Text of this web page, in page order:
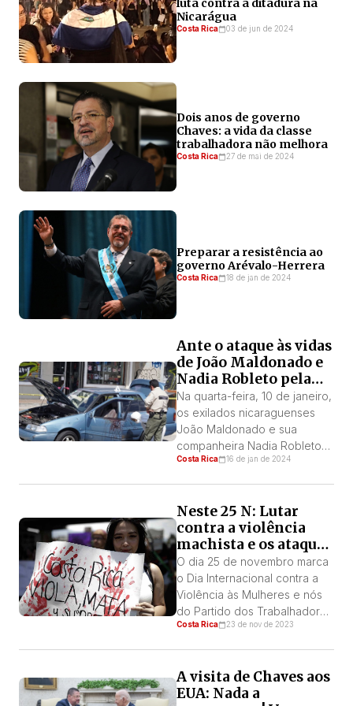
luta contra a ditadura na
Nicarágua
Costa Rica 03 de jun de 2024
Dois anos de governo
Chaves: a vida da classe
trabalhadora não melhora
Costa Rica 27 de mai de 2024
Preparar a resistência ao
governo Arévalo-Herrera
Costa Rica 18 de jan de 2024
Ante o ataque às vidas
de João Maldonado e
Nadia Robleto pela
ditadura de Ortega.
Na quarta-feira, 10 de janeiro,
os exilados nicaraguenses
João Maldonado e sua
companheira Nadia Robleto
sobreviveram a um ataque na
Maldonado, filho de Tomás
Ramón Pérez, que foi major
do Exército da Nicarágua e
conquistou seu posto durante
a luta insurrecional contra o
ditador Somoza. Em […]
Costa Rica 16 de jan de 2024
Neste 25 N: Lutar
contra a violência
machista e os ataques
do governo
O dia 25 de novembro marca
o Dia Internacional contra a
Violência às Mulheres e nós
do Partido dos Trabalhadores
consideramos de extrema
encontram as mulheres da
classe trabalhadora neste
Costa Rica 23 de nov de 2023
A visita de Chaves aos
EUA: Nada a